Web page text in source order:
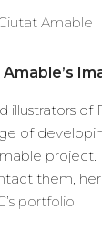
Amable
illustrators of
of
them,
portfolio.